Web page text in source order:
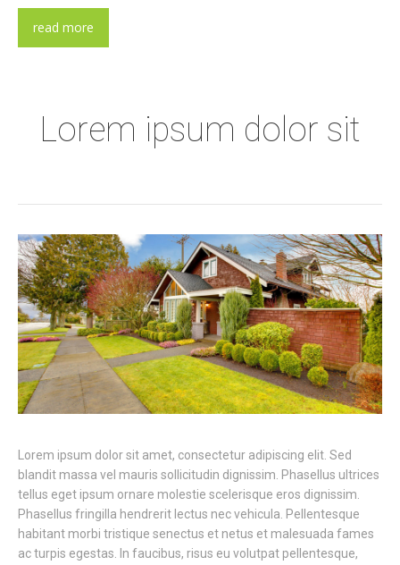
read more
Lorem ipsum dolor sit
Lorem ipsum dolor sit amet, consectetur adipiscing elit. Sed
blandit massa vel mauris sollicitudin dignissim. Phasellus ultrices
tellus eget ipsum ornare molestie scelerisque eros dignissim.
Phasellus fringilla hendrerit lectus nec vehicula. Pellentesque
habitant morbi tristique senectus et netus et malesuada fames
ac turpis egestas. In faucibus, risus eu volutpat pellentesque,